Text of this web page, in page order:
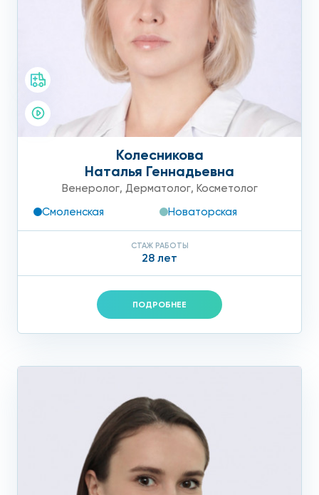
Колесникова
Наталья Геннадьевна
Венеролог, Дерматолог, Косметолог
Смоленская
Новаторская
СТАЖ РАБОТЫ
28 лет
ПОДРОБНЕЕ